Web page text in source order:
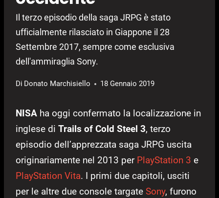
Il terzo episodio della saga JRPG è stato
ufficialmente rilasciato in Giappone il 28
Settembre 2017, sempre come esclusiva
dell'ammiraglia Sony.
Di Donato Marchisiello 18 Gennaio 2019
NISA ha oggi confermato la localizzazione in
inglese di Trails of Cold Steel 3, terzo
episodio dell’apprezzata saga JRPG uscita
originariamente nel 2013 per PlayStation 3 e
PlayStation Vita. I primi due capitoli, usciti
per le altre due console targate Sony, furono